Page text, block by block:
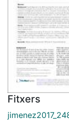
Fitxers